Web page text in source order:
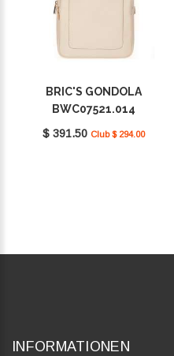
BRIC'S GONDOLA
BWC07521.014
$ 391.50 Club $ 294.00
INFORMATIONEN